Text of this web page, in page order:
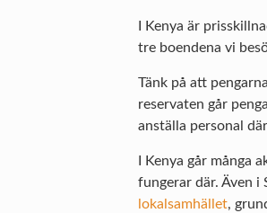
I Kenya är
tre boendena vi
Tänk på att
reservaten går
anställa personal
I Kenya går
fungerar där. Även i
lokalsamhället,